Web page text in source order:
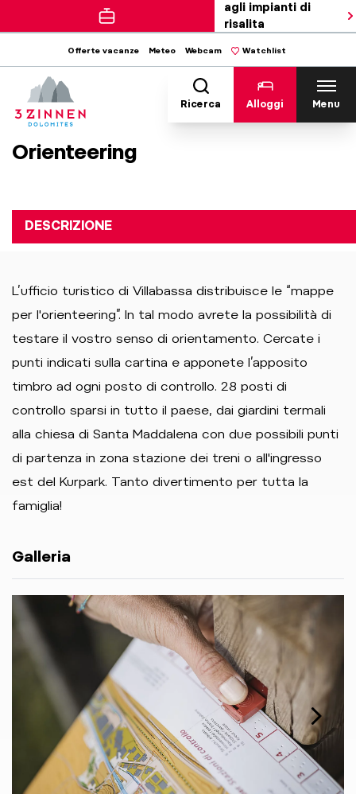
agli impianti di
risalita
Offerte vacanze Meteo Webcam Watchlist
Ricerca Alloggi Menu
Orienteering
DESCRIZIONE
L’ufficio turistico di Villabassa distribuisce le “mappe
per l'orienteering”. In tal modo avrete la possibilità di
testare il vostro senso di orientamento. Cercate i
punti indicati sulla cartina e apponete l’apposito
timbro ad ogni posto di controllo. 28 posti di
controllo sparsi in tutto il paese, dai giardini termali
alla chiesa di Santa Maddalena con due possibili punti
di partenza in zona stazione dei treni o all'ingresso
est del Kurpark. Tanto divertimento per tutta la
famiglia!
Galleria